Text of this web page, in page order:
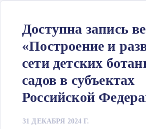
Доступна запись
«Построение и
сети детских
садов в субъектах
Российской
31 ДЕКАБРЯ 2024 Г.